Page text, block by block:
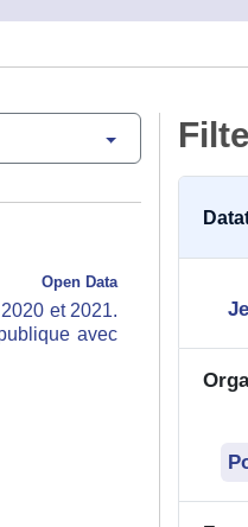
Open Data
et 2021. Les
avec lésion